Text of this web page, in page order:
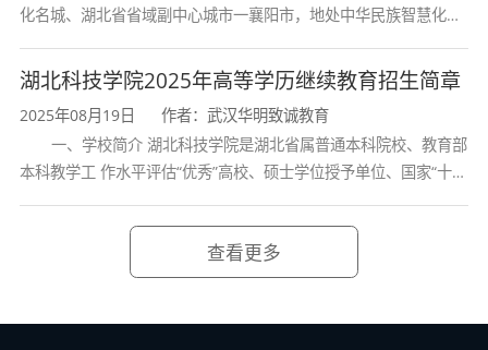
化名城、湖北省省域副中心城市一襄阳市，地处中华民族智慧化身
学校、全国普通
湖北科技学院2025年高等学历继续教育招生简章
2025年08月19日
作者：武汉华明致诚教育
一、学校简介 湖北科技学院是湖北省属普通本科院校、教育部
本科教学工 作水平评估“优秀”高校、硕士学位授予单位、国家“十三
查看更多